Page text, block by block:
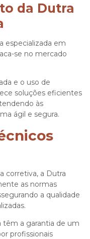
da Dutra
especializada em
se no mercado
e o uso de
soluções eficientes
às
ágil e segura.
corretiva, a Dutra
as normas
a qualidade
têm a garantia de um
profissionais